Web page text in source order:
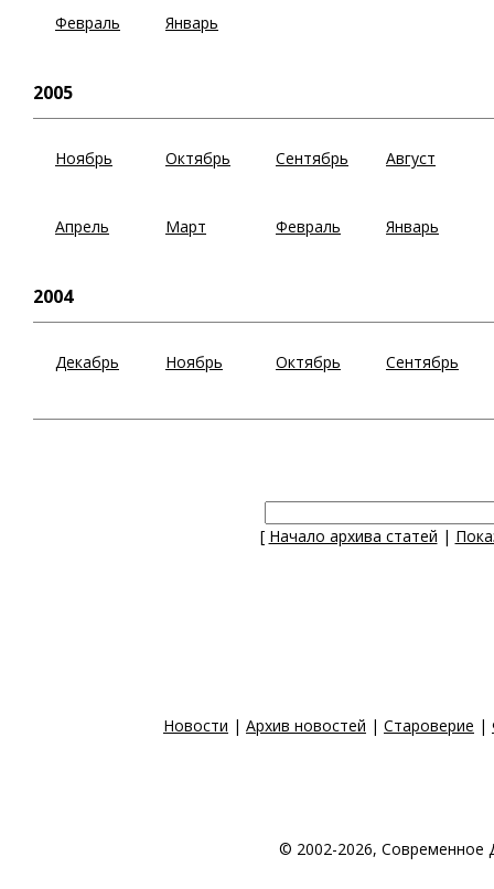
Февраль Январь
2005
Ноябрь Октябрь Сентябрь Август
Апрель Март Февраль Январь
2004
Декабрь Ноябрь Октябрь Сентябрь
[ Начало архива статей |
Новости | Архив новостей | Староверие |
© 2002-2026, Современное